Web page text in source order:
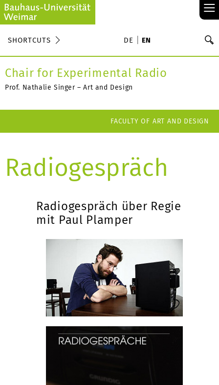
≡
SHORTCUTS DE EN
Chair for Experimental Radio
Prof. Nathalie Singer – Art and Design
FACULTY OF ART AND DESIGN
Radiogespräch
Radiogespräch über Regie
mit Paul Plamper